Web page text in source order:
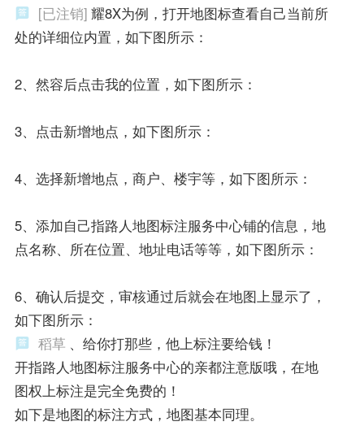
[已注销] 耀8X为例，打开地图标查看自己当前所
处的详细位内置，如下图所示：
2、然容后点击我的位置，如下图所示：
3、点击新增地点，如下图所示：
4、选择新增地点，商户、楼宇等，如下图所示：
5、添加自己指路人地图标注服务中心铺的信息，地
点名称、所在位置、地址电话等等，如下图所示：
6、确认后提交，审核通过后就会在地图上显示了，
如下图所示：
稻草 、给你打那些，他上标注要给钱！
开指路人地图标注服务中心的亲都注意版哦，在地
图权上标注是完全免费的！
如下是地图的标注方式，地图基本同理。